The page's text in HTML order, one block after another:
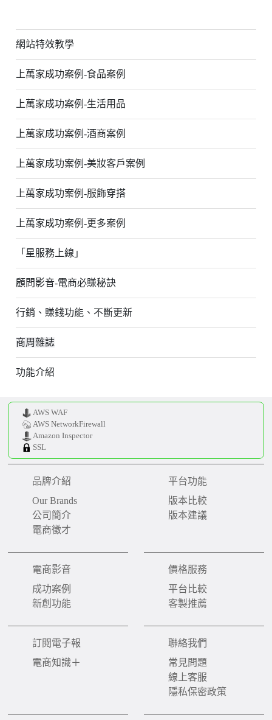
網站特效教學
上萬家成功案例-食品案例
上萬家成功案例-生活用品
上萬家成功案例-酒商案例
上萬家成功案例-美妝客戶案例
上萬家成功案例-服飾穿搭
上萬家成功案例-更多案例
「星服務上線」
顧問影音-電商必賺秘訣
行銷、賺錢功能、不斷更新
商周雜誌
功能介紹
AWS WAF
AWS NetworkFirewall
Amazon Inspector
SSL
品牌介紹
Our Brands
公司簡介
電商徵才
平台功能
版本比較
版本建議
電商影音
成功案例
新創功能
價格服務
平台比較
客製推薦
訂閱電子報
電商知識＋
聯絡我們
常見問題
線上客服
隱私保密政策